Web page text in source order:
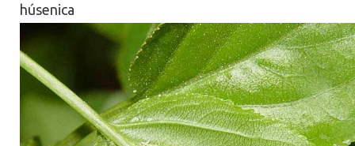
húsenica